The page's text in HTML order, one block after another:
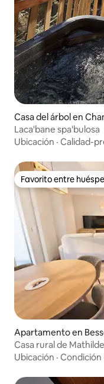
Casa del árbol en
Laca'bane spa'bulosa
Ubicación · Calidad-
Favorito entre
Favorito entre
Apartamento en
Casa rural de
Ubicación · Condición